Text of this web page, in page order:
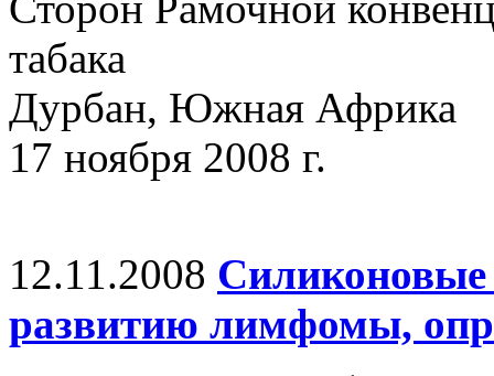
табака
Дурбан, Южная Африка
17 ноября 2008 г.
12.11.2008
развитию лимфомы,